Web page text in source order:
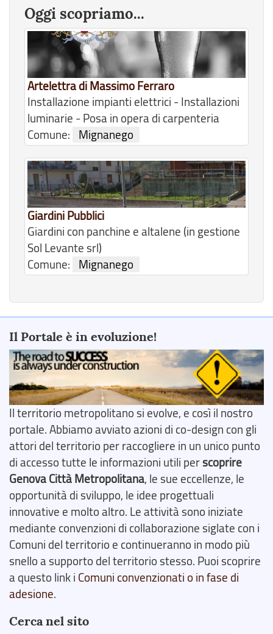
Oggi scopriamo...
Artelettra di Massimo Ferraro
Installazione impianti elettrici - Installazioni
luminarie - Posa in opera di carpenteria
Comune:
Mignanego
Giardini Pubblici
Giardini con panchine e altalene (in gestione
Sol Levante srl)
Comune:
Mignanego
Il Portale è in evoluzione!
Il territorio metropolitano si evolve, e così il nostro
portale. Abbiamo avviato azioni di co-design con gli
attori del territorio per raccogliere in un unico punto
di accesso tutte le informazioni utili perscoprire
Genova Città Metropolitana, le sue eccellenze, le
opportunità di sviluppo, le idee progettuali
innovative e molto altro. Le attività sono iniziate
mediante convenzioni di collaborazione siglate con i
Comuni del territorio e continueranno in modo più
snello a supporto del territorio stesso. Puoi scoprire
a questo link i Comuni convenzionati o in fase di
adesione.
Cerca nel sito